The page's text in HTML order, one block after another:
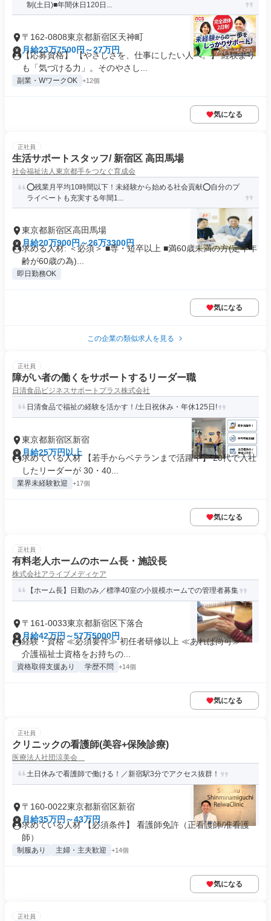
制(土日)■年間休日120日...
〒162-0808東京都新宿区天神町
月給23万7500円～27万円
【応募資格】 【やさしさを、仕事にしたい人へ。】 経験より
も「気づける力」。そのやさし...
副業・WワークOK +12個
気になる
正社員
生活サポートスタッフ/ 新宿区 高田馬場
社会福祉法人東京都手をつなぐ育成会
⭕️残業月平均10時間以下！未経験から始める社会貢献⭕️自分のプ
ライベートも充実する年間1...
東京都新宿区高田馬場
月給20万900円～26万3300円
求める人材: ＜必須＞ ■専・短卒以上 ■満60歳未満の方(定年年
齢が60歳の為)...
即日勤務OK
気になる
この企業の類似求人を見る
正社員
障がい者の働くをサポートするリーダー職
日清食品ビジネスサポートプラス株式会社
日清食品で福祉の経験を活かす！/土日祝休み・年休125日!
東京都新宿区新宿
月給25万円以上
求めている人材 【若手からベテランまで活躍中】 20代で入社
したリーダーが 30・40...
業界未経験歓迎 +17個
気になる
正社員
有料老人ホームのホーム長・施設長
株式会社アライブメディケア
【ホーム長】日勤のみ／標準40室の小規模ホームでの管理者募集
〒161-0033東京都新宿区下落合
月給42万円～57万5000円
経験・資格 ≪必須要件≫ 初任者研修以上 ≪あれば尚可≫ ・
介護福祉士資格をお持ちの...
資格取得支援あり 学歴不問 +14個
気になる
正社員
クリニックの看護師(美容+保険診療)
医療法人社団涼美会
土日休みで看護師で働ける！／新宿駅3分でアクセス抜群！
〒160-0022東京都新宿区新宿
月給35万円～43万円
求めている人材 【必須条件】 看護師免許（正看護師/准看護
師）
制服あり 主婦・主夫歓迎 +14個
気になる
正社員